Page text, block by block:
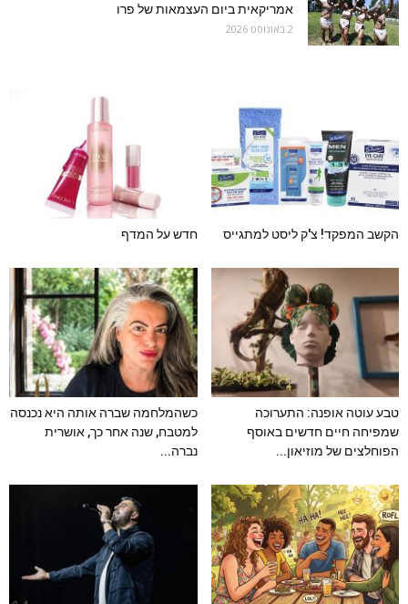
אמריקאית ביום העצמאות של פרו
2 באוגוסט 2026
הקשב המפקד! צ'ק ליסט למתגייס חדש על המדף
טבע עוטה אופנה: התערוכה
שמפיחה חיים חדשים באוסף
הפוחלצים של מוזיאון...
כשהמלחמה שברה אותה היא נכנסה
למטבח, שנה אחר כך, אושרית
נברה...